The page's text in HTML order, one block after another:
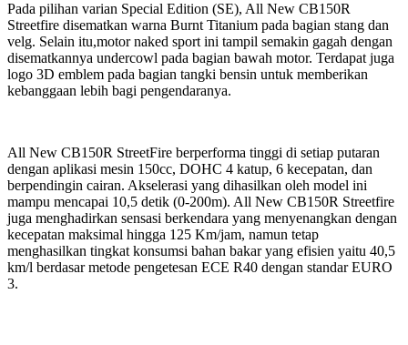
Pada pilihan varian Special Edition (SE), All New CB150R
Streetfire disematkan warna Burnt Titanium pada bagian stang dan
velg. Selain itu,motor naked sport ini tampil semakin gagah dengan
disematkannya undercowl pada bagian bawah motor. Terdapat juga
logo 3D emblem pada bagian tangki bensin untuk memberikan
kebanggaan lebih bagi pengendaranya.
All New CB150R StreetFire berperforma tinggi di setiap putaran
dengan aplikasi mesin 150cc, DOHC 4 katup, 6 kecepatan, dan
berpendingin cairan. Akselerasi yang dihasilkan oleh model ini
mampu mencapai 10,5 detik (0-200m). All New CB150R Streetfire
juga menghadirkan sensasi berkendara yang menyenangkan dengan
kecepatan maksimal hingga 125 Km/jam, namun tetap
menghasilkan tingkat konsumsi bahan bakar yang efisien yaitu 40,5
km/l berdasar metode pengetesan ECE R40 dengan standar EURO
3.